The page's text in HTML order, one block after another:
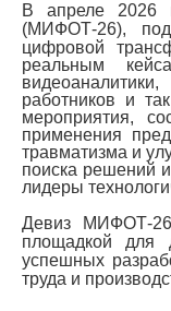
В апреле 2026
(МИФОТ-26),
цифровой
реальным
работников и
мероприятия,
применения
травматизма и
поиска решений
лидеры
Девиз МИФОТ-
площадкой для
успешных
труда и